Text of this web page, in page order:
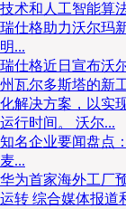
技术和人工智能算
瑞仕格助力沃尔玛
明...
瑞仕格近日宣布沃
州瓦尔多斯塔的新
化解决方案，以实
运行时间。 沃尔...
知名企业要闻盘点
麦...
华为首家海外工厂
运转 综合媒体报道